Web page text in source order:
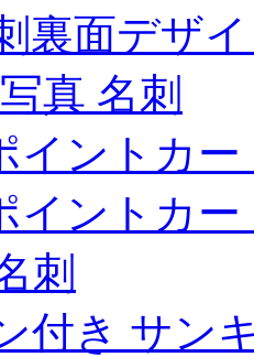
裏面デザ
真 名刺
イントカ
イントカ
刺
付き サン